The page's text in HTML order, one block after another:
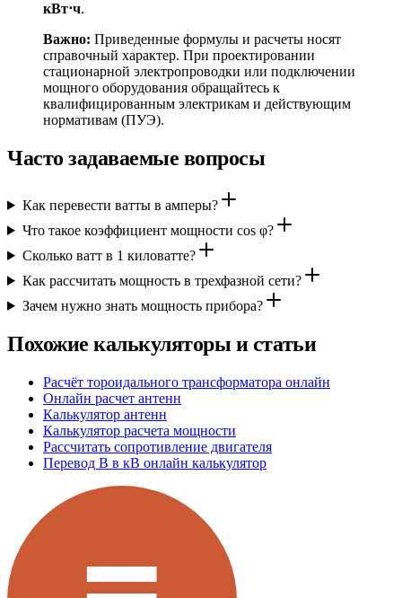
кВт⋅ч.
Важно: Приведенные формулы и расчеты носят
справочный характер. При проектировании
стационарной электропроводки или подключении
мощного оборудования обращайтесь к
квалифицированным электрикам и действующим
нормативам (ПУЭ).
Часто задаваемые вопросы
Как перевести ватты в амперы?
Что такое коэффициент мощности cos φ?
Сколько ватт в 1 киловатте?
Как рассчитать мощность в трехфазной сети?
Зачем нужно знать мощность прибора?
Похожие калькуляторы и статьи
Расчёт тороидального трансформатора онлайн
Онлайн расчет антенн
Калькулятор антенн
Калькулятор расчета мощности
Рассчитать сопротивление двигателя
Перевод В в кВ онлайн калькулятор